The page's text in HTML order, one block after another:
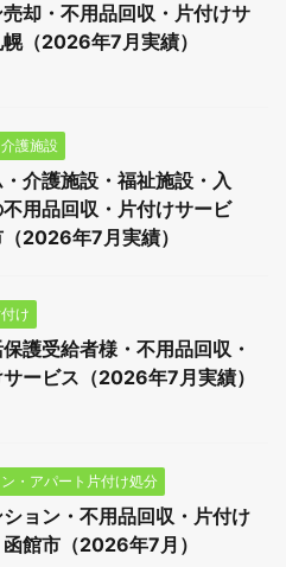
却・不用品回収・片付けサ
（2026年7月実績）
護施設
介護施設・福祉施設・入
用品回収・片付けサービ
2026年7月実績）
け
護受給者様・不用品回収・
ービス（2026年7月実績）
・アパート片付け処分
ョン・不用品回収・片付け
館市（2026年7月）